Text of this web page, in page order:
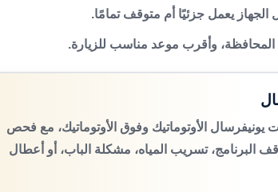
يعمل جزئيًا أم متوقف تمامًا.
المحافظة، وأقرب موعد مناسب للزيارة.
الأوتوماتيك وفوق الأوتوماتيك، مع فحص
تسريب المياه، مشكلة الباب، أو أعطال